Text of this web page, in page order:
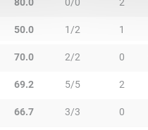
50.0 1/2 1
70.0 2/2 0
69.2 5/5 2
66.7 3/3 0